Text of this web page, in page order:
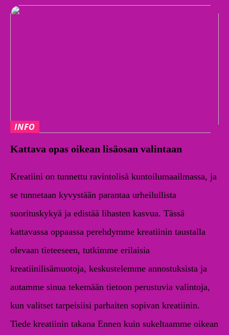
INFO
Kattava opas oikean lisäosan valintaan
Kreatiini on tunnettu ravintolisä kuntoilumaailmassa, ja
se tunnetaan kyvystään parantaa urheilullista
suorituskykyä ja edistää lihasten kasvua. Tässä
kattavassa oppaassa perehdymme kreatiinin taustalla
olevaan tieteeseen, tutkimme erilaisia ​​
kreatiinilisämuotoja, keskustelemme annostuksista ja
autamme sinua tekemään tietoon perustuvia valintoja,
kun valitset tarpeisiisi parhaiten sopivan kreatiinin.
Tiede kreatiinin takana Ennen kuin sukeltaamme oikean